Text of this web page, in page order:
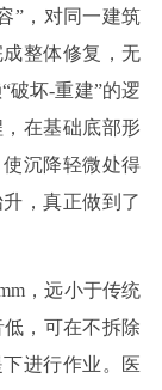
”，对同一建筑
整体修复，无
破坏-重建”的逻
在基础底部形
沉降轻微处得
，真正做到了
，远小于传统
，可在不拆除
进行作业。医